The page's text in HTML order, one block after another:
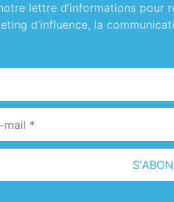
lettre d’informations pour
d’influence, la